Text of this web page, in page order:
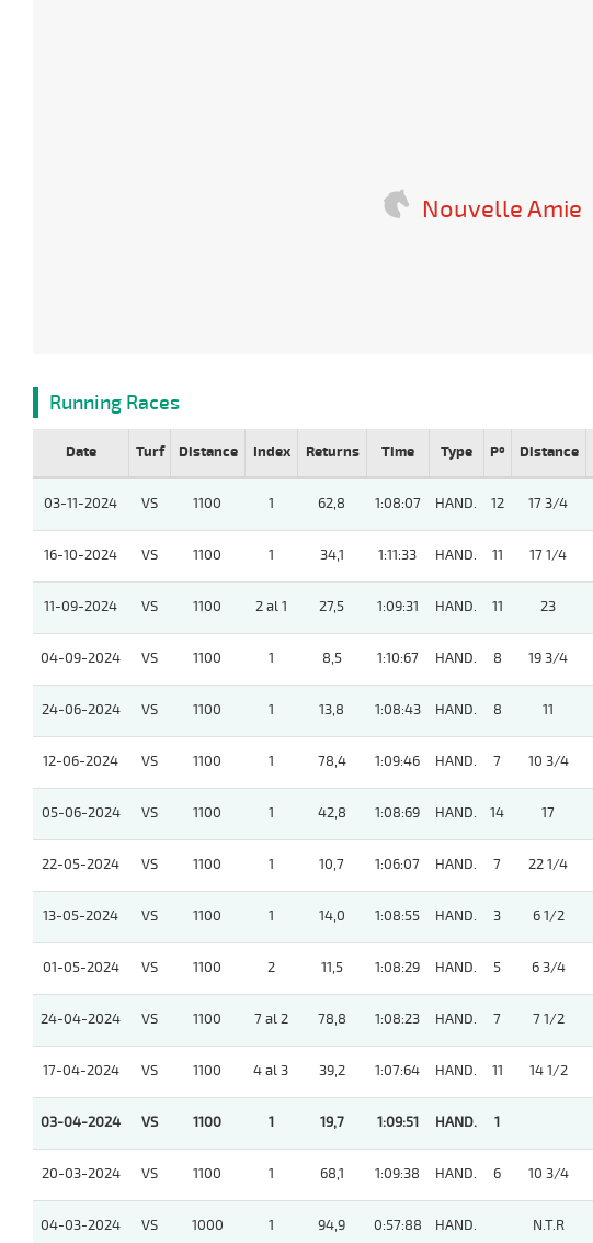
Nouvelle Amie
Running Races
Date Turf Distance Index Returns Time Type Pº Distance
03-11-2024 VS 1100 1 62,8 1:08:07 HAND. 12 17 3/4
16-10-2024 VS 1100 1 34,1 1:11:33 HAND. 11 17 1/4
11-09-2024 VS 1100 2 al 1 27,5 1:09:31 HAND. 11 23
04-09-2024 VS 1100 1 8,5 1:10:67 HAND. 8 19 3/4
24-06-2024 VS 1100 1 13,8 1:08:43 HAND. 8 11
12-06-2024 VS 1100 1 78,4 1:09:46 HAND. 7 10 3/4
05-06-2024 VS 1100 1 42,8 1:08:69 HAND. 14 17
22-05-2024 VS 1100 1 10,7 1:06:07 HAND. 7 22 1/4
13-05-2024 VS 1100 1 14,0 1:08:55 HAND. 3 6 1/2
01-05-2024 VS 1100 2 11,5 1:08:29 HAND. 5 6 3/4
24-04-2024 VS 1100 7 al 2 78,8 1:08:23 HAND. 7 7 1/2
17-04-2024 VS 1100 4 al 3 39,2 1:07:64 HAND. 11 14 1/2
03-04-2024 VS 1100 1 19,7 1:09:51 HAND. 1
20-03-2024 VS 1100 1 68,1 1:09:38 HAND. 6 10 3/4
04-03-2024 VS 1000 1 94,9 0:57:88 HAND. N.T.R